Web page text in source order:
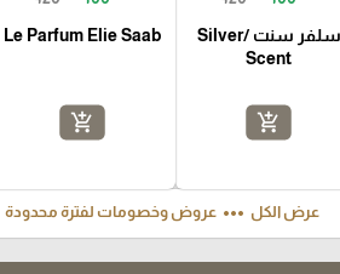
سلفر سنت /Silver
Scent
add_shopping_cart
Le Parfum Elie Saab
add_shopping_cart
عرض الكل more_horiz عروض وخصومات لفترة محدودة